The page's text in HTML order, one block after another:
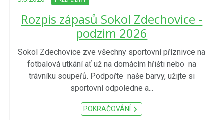
Rozpis zápasů Sokol Zdechovice -
podzim 2026
Sokol Zdechovice zve všechny sportovní příznivce na
fotbalová utkání ať už na domácím hřišti nebo na
trávníku soupeřů. Podpořte naše barvy, užijte si
sportovní odpoledne a...
POKRAČOVÁNÍ